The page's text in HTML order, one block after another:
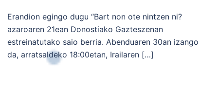
Erandion egingo dugu “Bart non ote nintzen ni?
azaroaren 21ean Donostiako Gazteszenan
estreinatutako saio berria. Abenduaren 30an izango
da, arratsaldeko 18:00etan, Irailaren […]